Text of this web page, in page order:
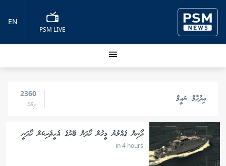
PSM LIVE
EN
އިދުހާމް ނައީމް 2360
ލިޔުން
ދޯނިން ގެއްލުނު މީހުން ހޯދަން ބޭރުގެ އެހީތެރިކަން ހޯދަނީ
in 4 hours